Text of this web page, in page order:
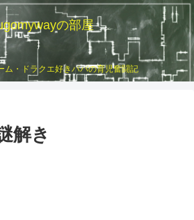
の部屋
ム・ドラクエ好きパパの育児奮闘記
解き